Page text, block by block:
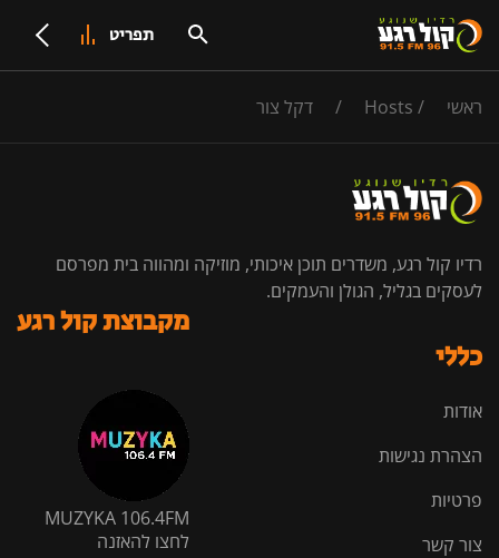
תפריט
ראשי /
Hosts
/ דקל צור
רדיו קול רגע, משדרים תוכן איכותי, מוזיקה ומהווה בית מפרסם
לעסקים בגליל, הגולן והעמקים.
כללי
אודות
הצהרת נגישות
פרטיות
צור קשר
מקבוצת קול רגע
MUZYKA 106.4FM
לחצו להאזנה